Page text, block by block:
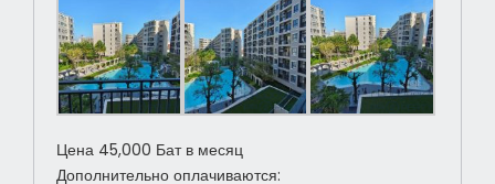
Цена 45,000 Бат в месяц
Дополнительно оплачиваются: